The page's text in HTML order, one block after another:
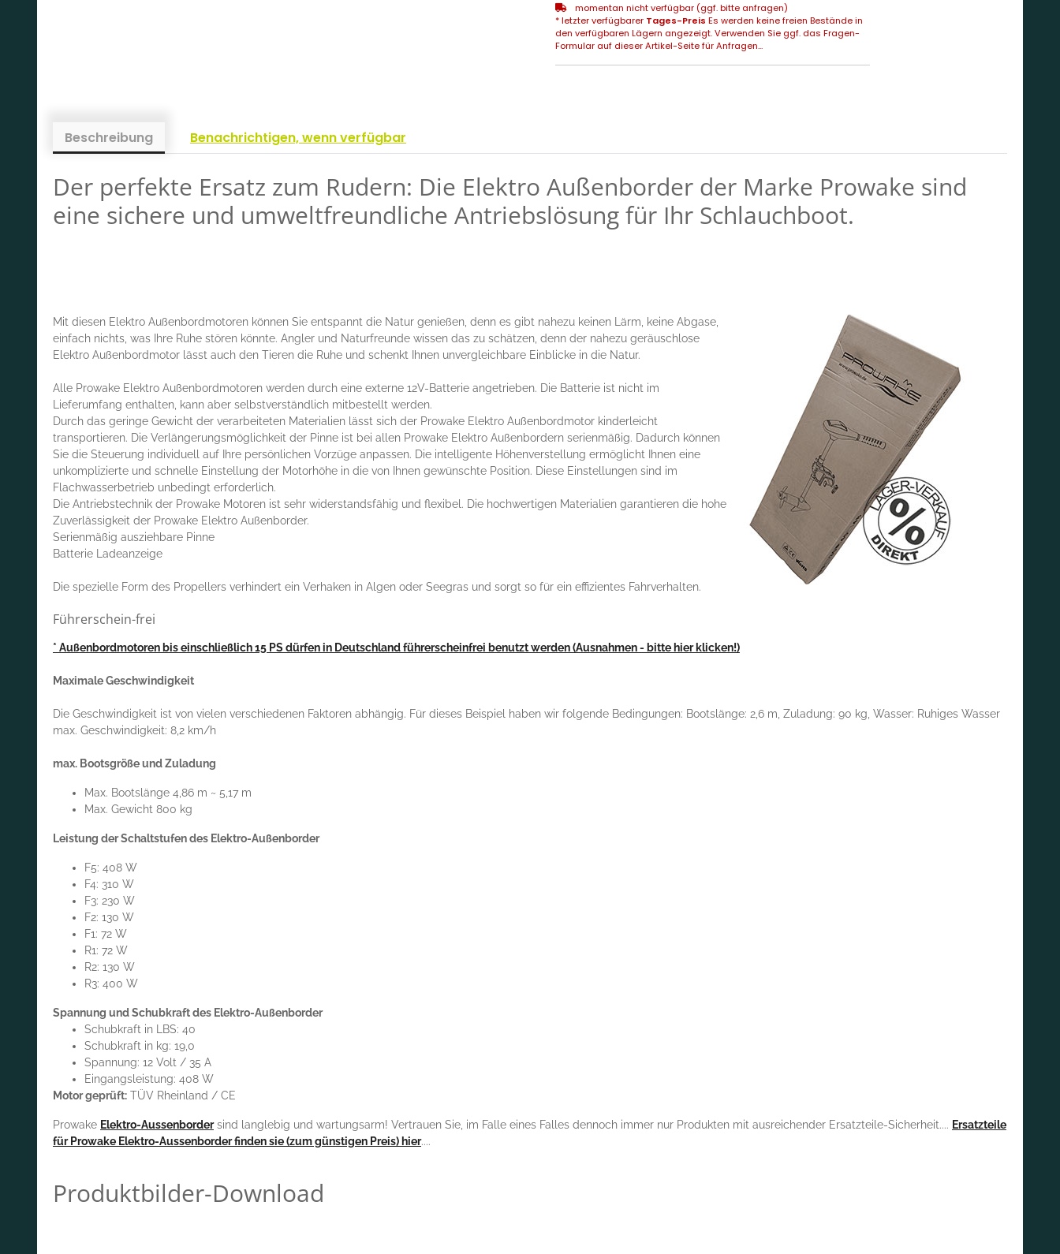
momentan nicht verfügbar (ggf. bitte anfragen)
* letzter verfügbarer Tages-Preis Es werden keine freien Bestände in
den verfügbaren Lägern angezeigt. Verwenden Sie ggf. das Fragen-
Formular auf dieser Artikel-Seite für Anfragen...
Beschreibung Benachrichtigen, wenn verfügbar
Der perfekte Ersatz zum Rudern: Die Elektro Außenborder der Marke Prowake sind
eine sichere und umweltfreundliche Antriebslösung für Ihr Schlauchboot.
Mit diesen Elektro Außenbordmotoren können Sie entspannt die Natur genießen, denn es gibt nahezu keinen Lärm, keine Abgase,
einfach nichts, was Ihre Ruhe stören könnte. Angler und Naturfreunde wissen das zu schätzen, denn der nahezu geräuschlose
Elektro Außenbordmotor lässt auch den Tieren die Ruhe und schenkt Ihnen unvergleichbare Einblicke in die Natur.
Alle Prowake Elektro Außenbordmotoren werden durch eine externe 12V-Batterie angetrieben. Die Batterie ist nicht im
Lieferumfang enthalten, kann aber selbstverständlich mitbestellt werden.
Durch das geringe Gewicht der verarbeiteten Materialien lässt sich der Prowake Elektro Außenbordmotor kinderleicht
transportieren. Die Verlängerungsmöglichkeit der Pinne ist bei allen Prowake Elektro Außenbordern serienmäßig. Dadurch können
Sie die Steuerung individuell auf Ihre persönlichen Vorzüge anpassen. Die intelligente Höhenverstellung ermöglicht Ihnen eine
unkomplizierte und schnelle Einstellung der Motorhöhe in die von Ihnen gewünschte Position. Diese Einstellungen sind im
Flachwasserbetrieb unbedingt erforderlich.
Die Antriebstechnik der Prowake Motoren ist sehr widerstandsfähig und flexibel. Die hochwertigen Materialien garantieren die hohe
Zuverlässigkeit der Prowake Elektro Außenborder.
Serienmäßig ausziehbare Pinne
Batterie Ladeanzeige
Die spezielle Form des Propellers verhindert ein Verhaken in Algen oder Seegras und sorgt so für ein effizientes Fahrverhalten.
Führerschein-frei
* Außenbordmotoren bis einschließlich 15 PS dürfen in Deutschland führerscheinfrei benutzt werden (Ausnahmen - bitte hier klicken!)
Maximale Geschwindigkeit
Die Geschwindigkeit ist von vielen verschiedenen Faktoren abhängig. Für dieses Beispiel haben wir folgende Bedingungen: Bootslänge: 2,6 m, Zuladung: 90 kg, Wasser: Ruhiges Wasser
max. Geschwindigkeit: 8,2 km/h
max. Bootsgröße und Zuladung
Max. Bootslänge 4,86 m ~ 5,17 m
Max. Gewicht 800 kg
Leistung der Schaltstufen des Elektro-Außenborder
F5: 408 W
F4: 310 W
F3: 230 W
F2: 130 W
F1: 72 W
R1: 72 W
R2: 130 W
R3: 400 W
Spannung und Schubkraft des Elektro-Außenborder
Schubkraft in LBS: 40
Schubkraft in kg: 19,0
Spannung: 12 Volt / 35 A
Eingangsleistung: 408 W
Motor geprüft: TÜV Rheinland / CE
Prowake Elektro-Aussenbordersind langlebig und wartungsarm! Vertrauen Sie, im Falle eines Falles dennoch immer nur Produkten mit ausreichender Ersatzteile-Sicherheit.... Ersatzteile
für Prowake Elektro-Aussenborder finden sie (zum günstigen Preis) hier....
Produktbilder-Download